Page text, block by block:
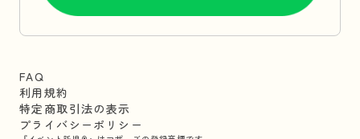
FAQ
利用規約
特定商取引法の表示
プライバシーポリシー